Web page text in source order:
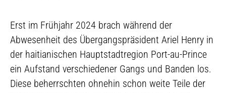
Erst im Frühjahr 2024 brach während der
Abwesenheit des Übergangspräsident Ariel Henry in
der haitianischen Hauptstadtregion Port-au-Prince
ein Aufstand verschiedener Gangs und Banden los.
Diese beherrschten ohnehin schon weite Teile der